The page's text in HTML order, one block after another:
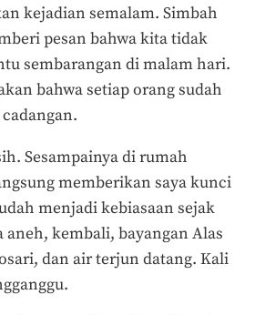
kejadian semalam. Simbah
pesan bahwa kita tidak
sembarangan di malam hari.
bahwa setiap orang sudah
Sesampainya di rumah
memberikan saya kunci
menjadi kebiasaan sejak
aneh, kembali, bayangan Alas
dan air terjun datang. Kali